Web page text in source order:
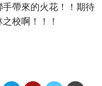
帶來的火花！！期待
校啊！！！